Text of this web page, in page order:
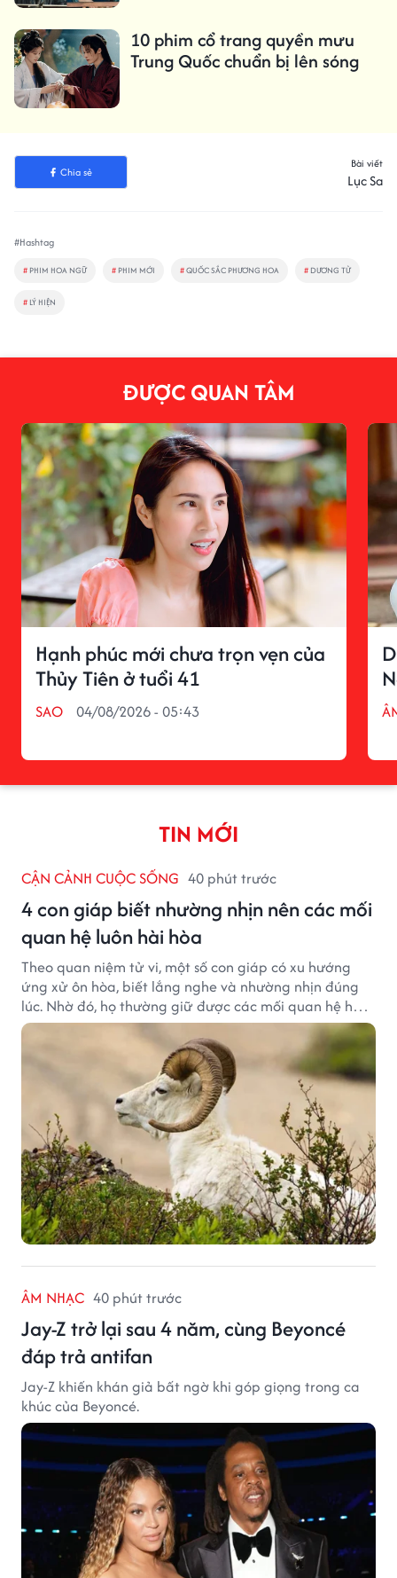
10 phim cổ trang quyền mưu
Trung Quốc chuẩn bị lên sóng
Chia sẻ
Bài viết
Lục Sa
#Hashtag
# PHIM HOA NGỮ # PHIM MỚI #QUỐC SẮC PHƯƠNG HOA # DƯƠNG TỬ
# LÝ HIỆN
ĐƯỢC QUAN TÂM
Hạnh phúc mới chưa trọn vẹn của
Thủy Tiên ở tuổi 41
SAO 04/08/2026 - 05:43
TIN MỚI
CẬN CẢNH CUỘC SỐNG 40 phút trước
4 con giáp biết nhường nhịn nên các mối
quan hệ luôn hài hòa
Theo quan niệm tử vi, một số con giáp có xu hướng
ứng xử ôn hòa, biết lắng nghe và nhường nhịn đúng
lúc. Nhờ đó, họ thường giữ được các mối quan hệ hài
hòa và nhận được sự yêu mến từ những người xung
ÂM NHẠC 40 phút trước
Jay-Z trở lại sau 4 năm, cùng Beyoncé
đáp trả antifan
Jay-Z khiến khán giả bất ngờ khi góp giọng trong ca
khúc của Beyoncé.